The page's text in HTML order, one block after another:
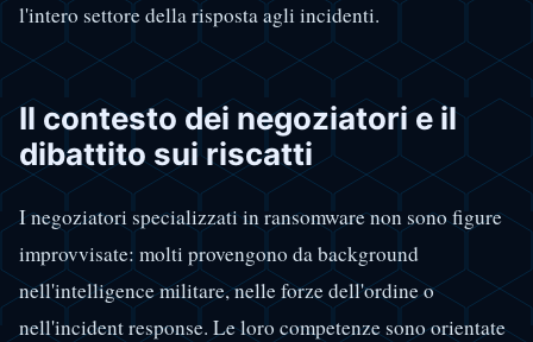
l'intero settore della risposta agli incidenti.
Il contesto dei negoziatori e il
dibattito sui riscatti
I negoziatori specializzati in ransomware non sono figure
improvvisate: molti provengono da background
nell'intelligence militare, nelle forze dell'ordine o
nell'incident response. Le loro competenze sono orientate